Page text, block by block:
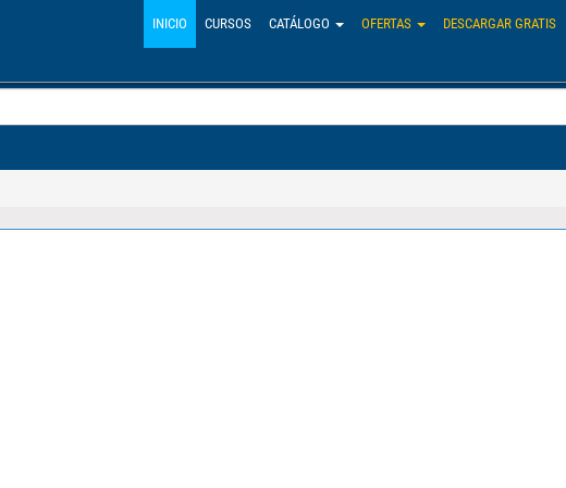
INICIO CURSOS CATÁLOGO OFERTAS DESCARGAR GRATIS